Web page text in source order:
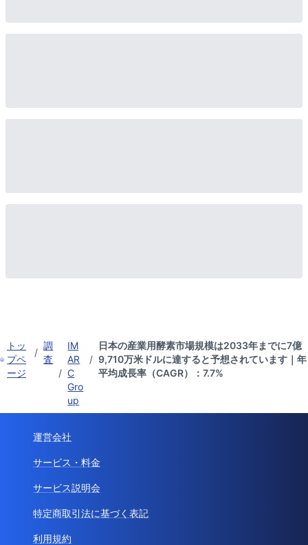
トッ
プペ
ージ
/
調
査
/
IM
AR
C
Gro
up
/
日本の産業用酵素市場規模は2033年までに7億
9,710万米ドルに達すると予想されています｜年
平均成長率（CAGR）：7.7%
運営会社
サービス・料金
サービス説明会
特定商取引法に基づく表記
利用規約